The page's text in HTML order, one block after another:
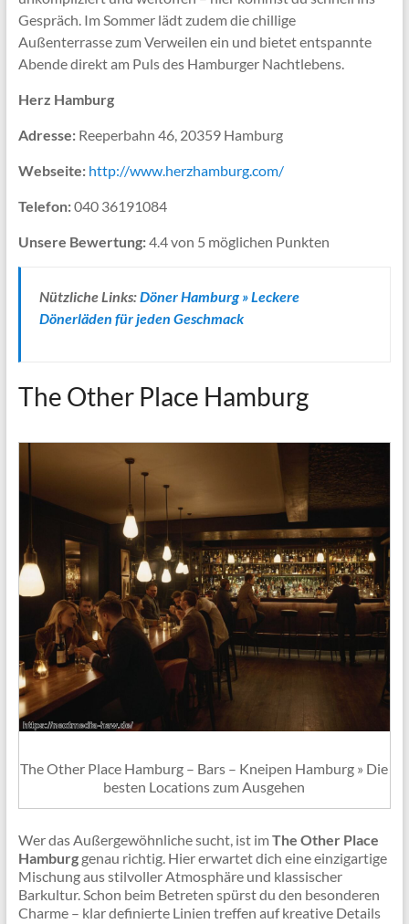
Gespräch. Im Sommer lädt zudem die chillige
Außenterrasse zum Verweilen ein und bietet entspannte
Abende direkt am Puls des Hamburger Nachtlebens.
Herz Hamburg
Adresse:Reeperbahn 46, 20359 Hamburg
Webseite: http://www.herzhamburg.com/
Telefon:040 36191084
Unsere Bewertung:4.4 von 5 möglichen Punkten
Nützliche Links:Döner Hamburg » Leckere
Dönerläden für jeden Geschmack
The Other Place Hamburg
The Other Place Hamburg – Bars – Kneipen Hamburg » Die
besten Locations zum Ausgehen
Wer das Außergewöhnliche sucht, ist imThe Other Place
Hamburggenau richtig. Hier erwartet dich eine einzigartige
Mischung aus stilvoller Atmosphäre und klassischer
Barkultur. Schon beim Betreten spürst du den besonderen
Charme – klar definierte Linien treffen auf kreative Details